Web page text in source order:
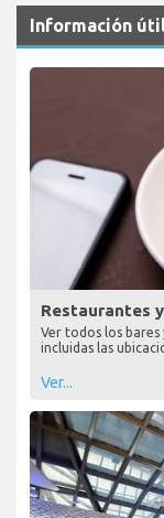
Información
Restaurantes
Ver todos los
incluidas las
Ver...